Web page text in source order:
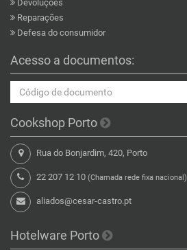
Devoluções
Reparações
Defesa do consumidor
Acesso a documentos:
Cookshop Porto
Rua do Bonjardim, 420, Porto
22 207 12 10 (Chamada rede fixa nacional)
aliados@cesar-castro.pt
Hotelware Porto